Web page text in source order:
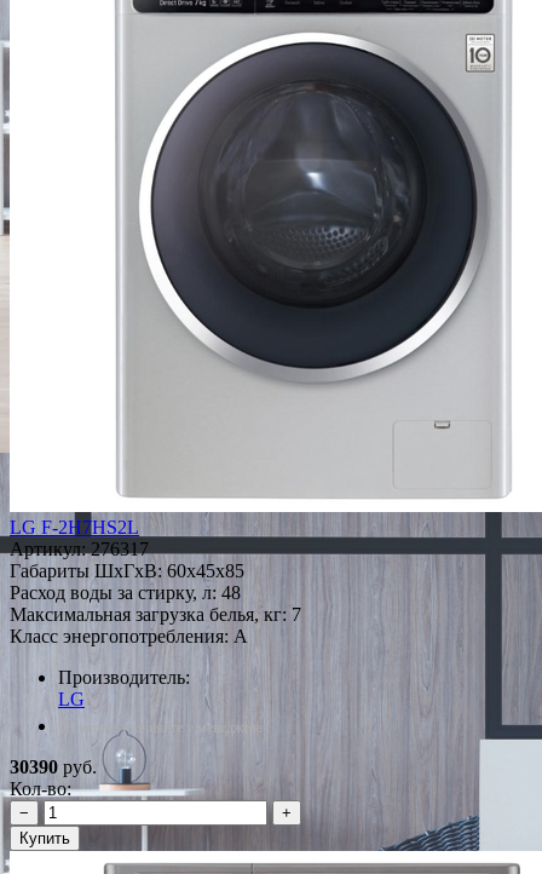
LG F-2H7HS2L
Артикул:276317
Габариты ШxГxВ: 60x45x85
Расход воды за стирку, л: 48
Максимальная загрузка белья, кг: 7
Класс энергопотребления: A
Производитель:
LG
*Наличие уточняйте у менеджера
30390 руб.
Кол-во:
−
+
Купить